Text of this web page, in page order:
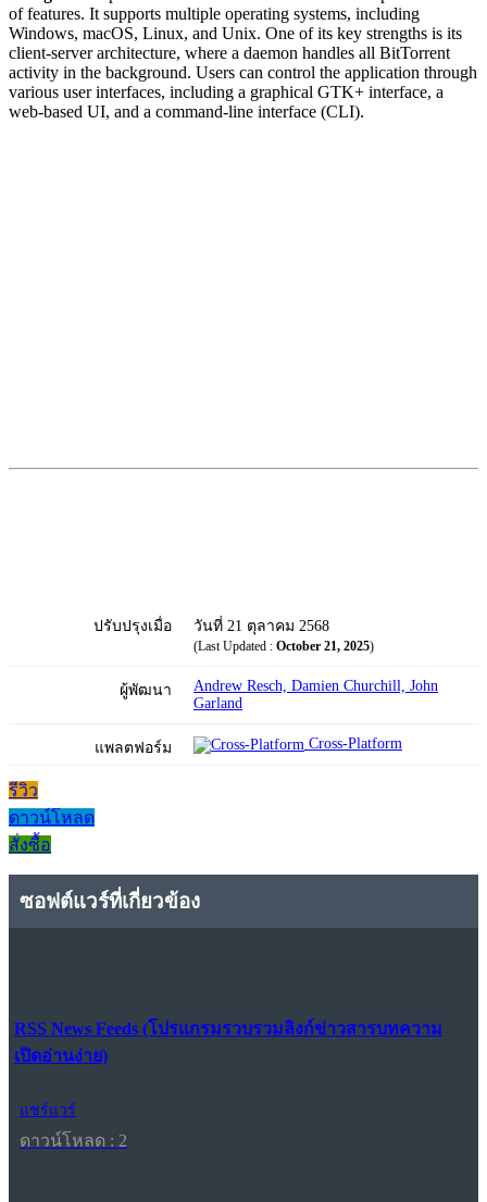
of features. It supports multiple operating systems, including
Windows, macOS, Linux, and Unix. One of its key strengths is its
client-server architecture, where a daemon handles all BitTorrent
activity in the background. Users can control the application through
various user interfaces, including a graphical GTK+ interface, a
web-based UI, and a command-line interface (CLI).
ปรับปรุงเมื่อ วันที่ 21 ตุลาคม 2568
(Last Updated : October 21, 2025)
ผู้พัฒนา
Andrew Resch, Damien Churchill, John
Garland
แพลตฟอร์ม Cross-Platform
รีวิว
ดาวน์โหลด
สั่งซื้อ
ซอฟต์แวร์ที่เกี่ยวข้อง
RSS News Feeds (โปรแกรมรวบรวมลิงก์ข่าวสารบทความ
เปิดอ่านง่าย)
แชร์แวร์
ดาวน์โหลด : 2